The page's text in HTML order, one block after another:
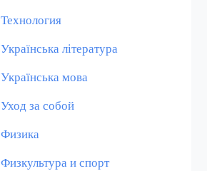
Технология
Українська література
Українська мова
Уход за собой
Физика
Физкультура и спорт